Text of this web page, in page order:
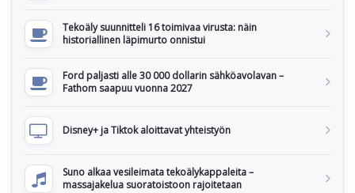
Tekoäly suunnitteli 16 toimivaa virusta: näin
historiallinen läpimurto onnistui
Ford paljasti alle 30 000 dollarin sähköavolavan –
Fathom saapuu vuonna 2027
Disney+ ja Tiktok aloittavat yhteistyön
Suno alkaa vesileimata tekoälykappaleita –
massajakelua suoratoistoon rajoitetaan